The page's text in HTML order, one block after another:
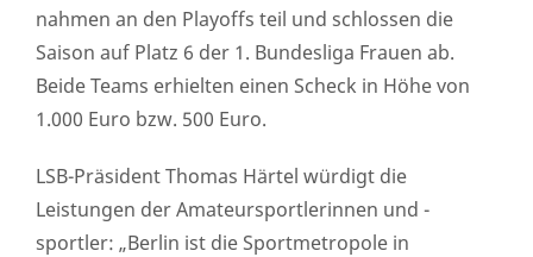
nahmen an den Playoffs teil und schlossen die
Saison auf Platz 6 der 1. Bundesliga Frauen ab.
Beide Teams erhielten einen Scheck in Höhe von
1.000 Euro bzw. 500 Euro.
LSB-Präsident Thomas Härtel würdigt die
Leistungen der Amateursportlerinnen und -
sportler: „Berlin ist die Sportmetropole in